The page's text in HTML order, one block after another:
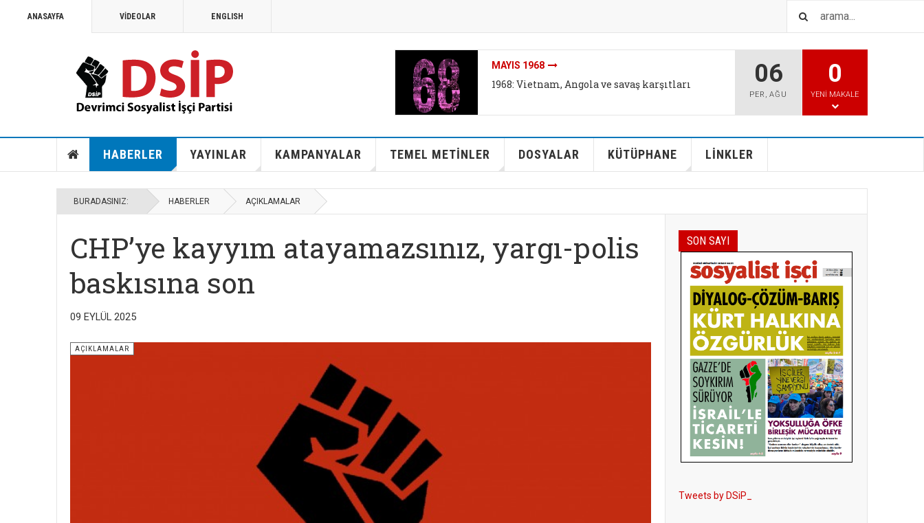
ANASAYFA VİDEOLAR ENGLISH
MAYIS 1968
1968: Vietnam, Angola ve savaş karşıtları 06
PER ,AĞU
0
YENI MAKALE
HABERLER YAYINLAR KAMPANYALAR TEMEL METİNLER DOSYALAR KÜTÜPHANE LİNKLER
BURADASINIZ: HABERLER AÇIKLAMALAR
CHP’ye kayyım atayamazsınız, yargı-polis
baskısına son
09 EYLÜL 2025
AÇIKLAMALAR
SON SAYI
Tweets by DSiP_